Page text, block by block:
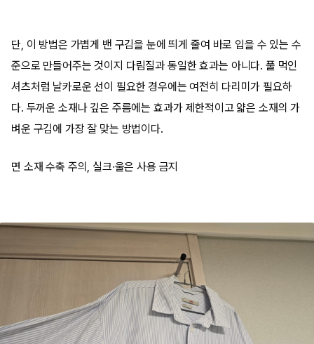
단, 이 방법은 가볍게 밴 구김을 눈에 띄게 줄여 바로 입을 수 있는 수
준으로 만들어주는 것이지 다림질과 동일한 효과는 아니다. 풀 먹인
셔츠처럼 날카로운 선이 필요한 경우에는 여전히 다리미가 필요하
다. 두꺼운 소재나 깊은 주름에는 효과가 제한적이고 얇은 소재의 가
벼운 구김에 가장 잘 맞는 방법이다.
면 소재 수축 주의, 실크·울은 사용 금지